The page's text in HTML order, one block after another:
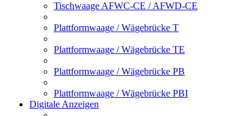
Tischwaage AFWC-CE / AFWD-CE
Plattformwaage / Wägebrücke T
Plattformwaage / Wägebrücke TE
Plattformwaage / Wägebrücke PB
Plattformwaage / Wägebrücke PBI
Digitale Anzeigen